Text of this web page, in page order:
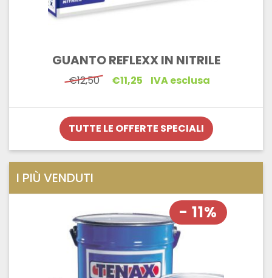
GUANTO REFLEXX IN NITRILE
€12,50 Il
era:
€12,50.
€11,25
Il
è:
€11,25.
IVA esclusa
TUTTE LE OFFERTE SPECIALI
I PIÙ VENDUTI
- 11%